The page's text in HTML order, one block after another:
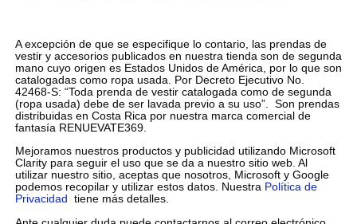
A excepción de que se especifique lo contario, las prendas de
vestir y accesorios publicados en nuestra tienda son de segunda
mano cuyo origen es Estados Unidos de América, por lo que son
catalogadas como ropa usada. Por Decreto Ejecutivo No.
42468-S: “Toda prenda de vestir catalogada como de segunda
(ropa usada) debe de ser lavada previo a su uso”. Son prendas
distribuidas en Costa Rica por nuestra marca comercial de
fantasía RENUEVATE369.
Mejoramos nuestros productos y publicidad utilizando Microsoft
Clarity para seguir el uso que se da a nuestro sitio web. Al
utilizar nuestro sitio, aceptas que nosotros, Microsoft y Google
podemos recopilar y utilizar estos datos. Nuestra Política de
Privacidad tiene más detalles.